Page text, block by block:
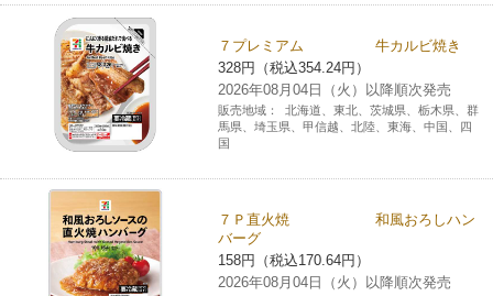
７プレミアム 牛カルビ焼き
328円（税込354.24円）
2026年08月04日（火）以降順次発売
販売地域：
北海道、東北、茨城県、栃木県、群
馬県、埼玉県、甲信越、北陸、東海、中国、四
国
７Ｐ直火焼 和風おろしハン
バーグ
158円（税込170.64円）
2026年08月04日（火）以降順次発売